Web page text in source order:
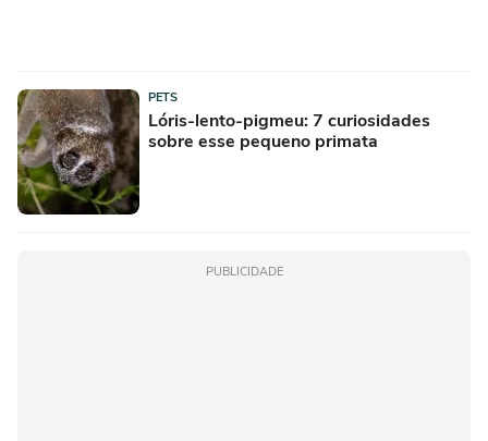
PETS
Lóris-lento-pigmeu: 7 curiosidades
sobre esse pequeno primata
PUBLICIDADE